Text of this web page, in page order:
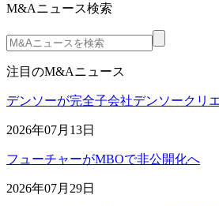
M&Aニュース検索
注目のM&Aニュース
デンソーが完全子会社デンソークリ
2026年07月13日
フューチャーがMBOで非公開化へ
2026年07月29日